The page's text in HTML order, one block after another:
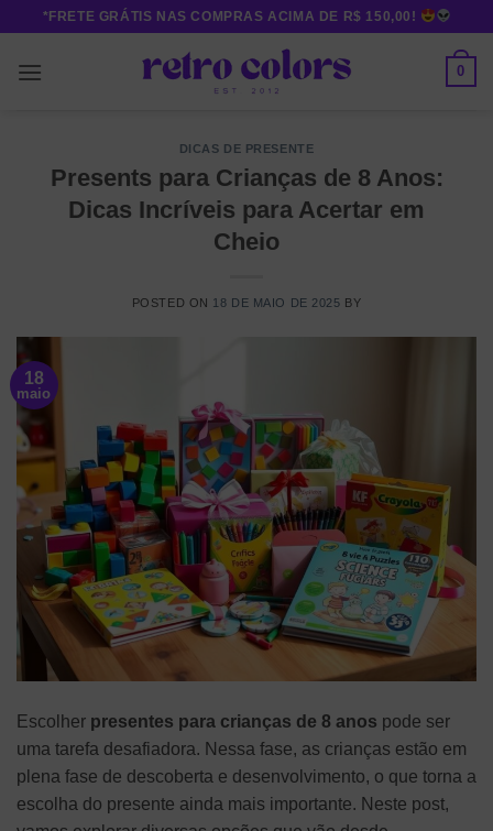
content
*FRETE GRÁTIS NAS COMPRAS ACIMA DE R$ 150,00!
0
DICAS DE PRESENTE
Presents para Crianças de 8 Anos:
Dicas Incríveis para Acertar em
Cheio
POSTED ON 18 DE MAIO DE 2025 BY
18
maio
Escolher presentes para crianças de 8 anos pode ser
uma tarefa desafiadora. Nessa fase, as crianças estão em
plena fase de descoberta e desenvolvimento, o que torna a
escolha do presente ainda mais importante. Neste post,